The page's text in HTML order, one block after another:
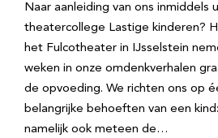
Naar aanleiding van ons inmiddels
theatercollege Lastige kinderen?
het Fulcotheater in IJsselstein
weken in onze omdenkverhalen
de opvoeding. We richten ons op
belangrijke behoeften van een
namelijk ook meteen de…